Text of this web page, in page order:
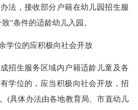
法，接收部分户籍在幼儿园招生服
”条件的适龄幼儿入园。
位的应积极向社会开放
生服务区域内户籍适龄儿童及各
学位的，应当积极向社会开放，招
(具体办法由各地教育局、市直幼儿